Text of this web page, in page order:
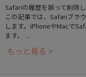
Safariの履歴を誤って削除
この記事では、Safariブラ
します。iPhoneやMacで
ます。 ...
もっと見る >